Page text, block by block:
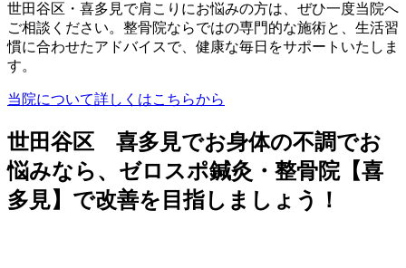
世田谷区・喜多見で肩こりにお悩みの方は、ぜひ一度当院へ
ご相談ください。整骨院ならではの専門的な施術と、生活習
慣に合わせたアドバイスで、健康な毎日をサポートいたしま
す。
当院について詳しくはこちらから
世田谷区 喜多見でお身体の不調でお
悩みなら、ゼロスポ鍼灸・整骨院【喜
多見】で改善を目指しましょう！